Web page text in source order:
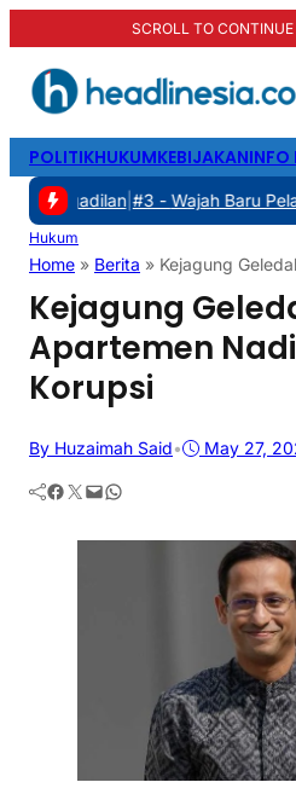
SCROLL TO
POLITIKHUKUMKEBIJAKANINFO
#3 -Wajah Baru Pelatnas FPTI
Hukum
Home » Berita » Kejagung
Kejagung
Apartemen
Korupsi
By Huzaimah Said• May 27,
Facebook Twitter Mail WhatsApp